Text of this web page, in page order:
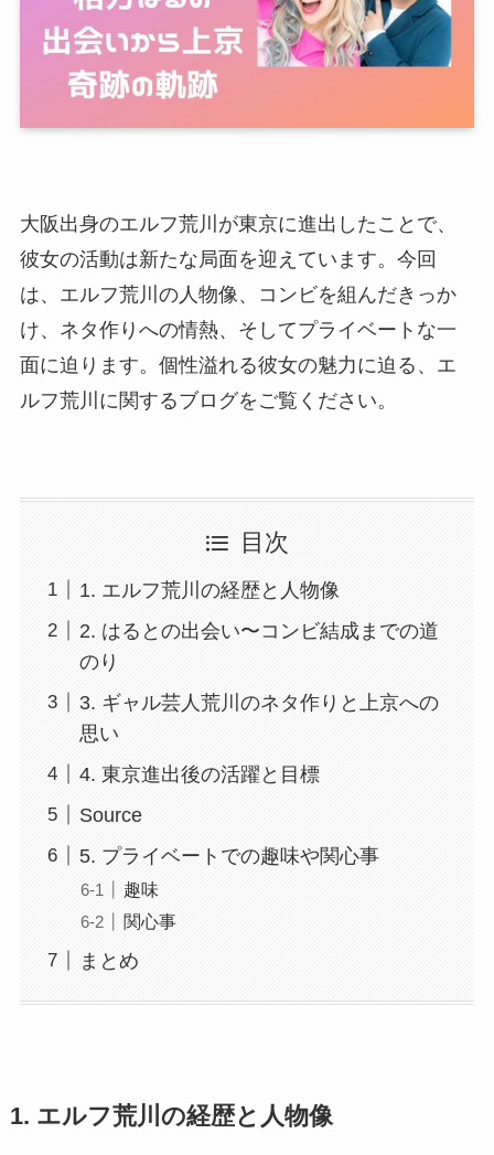
大阪出身のエルフ荒川が東京に進出したことで、
彼女の活動は新たな局面を迎えています。今回
は、エルフ荒川の人物像、コンビを組んだきっか
け、ネタ作りへの情熱、そしてプライベートな一
面に迫ります。個性溢れる彼女の魅力に迫る、エ
ルフ荒川に関するブログをご覧ください。
目次
1. エルフ荒川の経歴と人物像
2. はるとの出会い〜コンビ結成までの道
のり
3. ギャル芸人荒川のネタ作りと上京への
思い
4. 東京進出後の活躍と目標
Source
5. プライベートでの趣味や関心事
趣味
関心事
まとめ
1. エルフ荒川の経歴と人物像